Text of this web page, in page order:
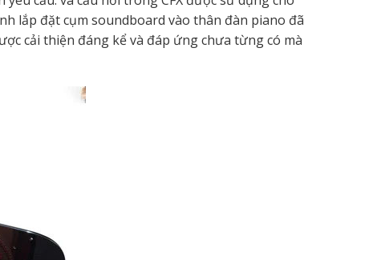
lắp đặt cụm soundboard vào thân đàn piano đã
cải thiện đáng kể và đáp ứng chưa từng có mà